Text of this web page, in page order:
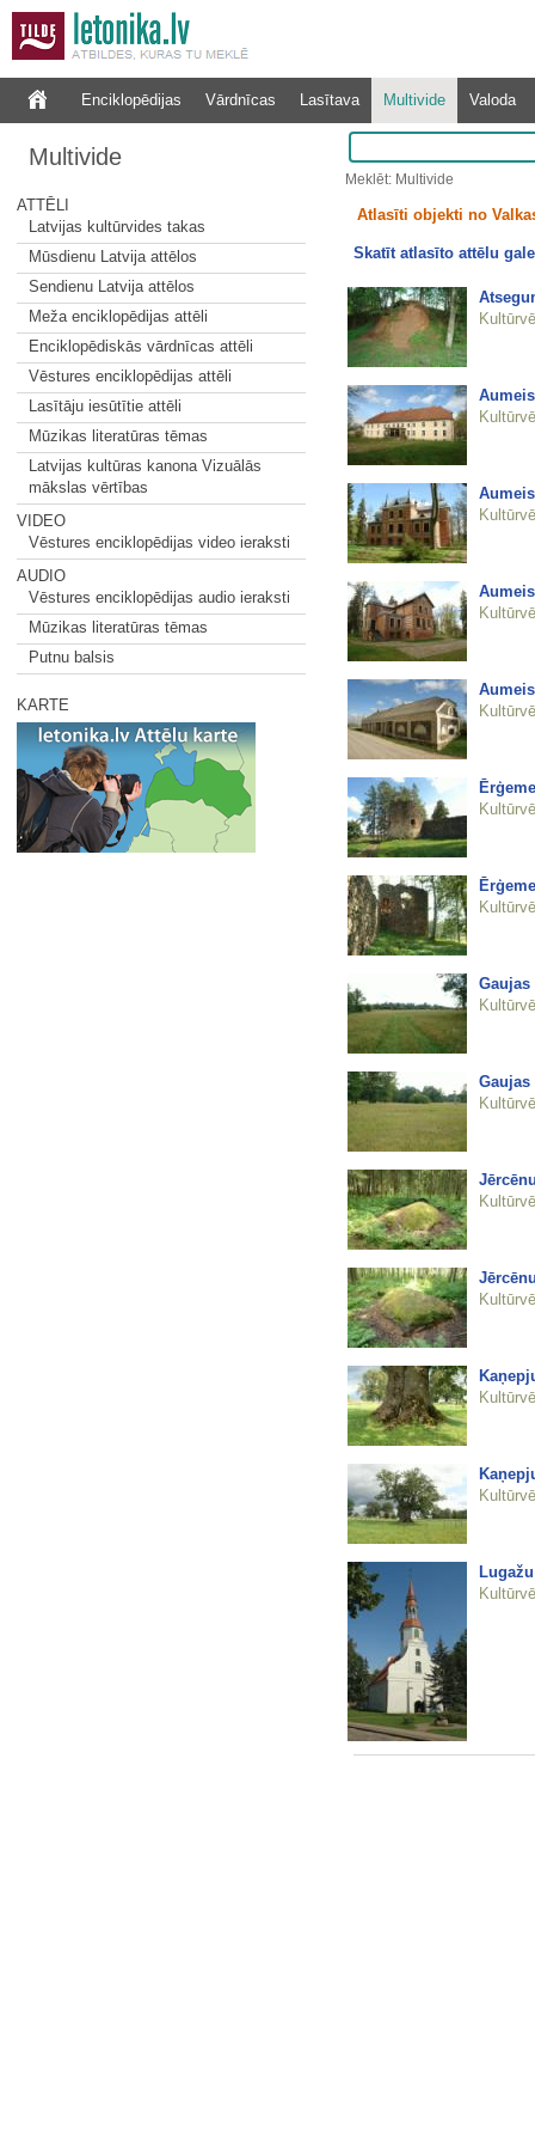
Enciklopēdijas Vārdnīcas Lasītava Multivide Valoda
Multivide
ATTĒLI
Latvijas kultūrvides takas
Mūsdienu Latvija attēlos
Sendienu Latvija attēlos
Meža enciklopēdijas attēli
Enciklopēdiskās vārdnīcas attēli
Vēstures enciklopēdijas attēli
Lasītāju iesūtītie attēli
Mūzikas literatūras tēmas
Latvijas kultūras kanona Vizuālās
mākslas vērtības
VIDEO
Vēstures enciklopēdijas video ieraksti
AUDIO
Vēstures enciklopēdijas audio ieraksti
Mūzikas literatūras tēmas
Putnu balsis
KARTE
Meklēt: Multivide
Atlasīti objekti no
Skatīt atlasīto attēlu